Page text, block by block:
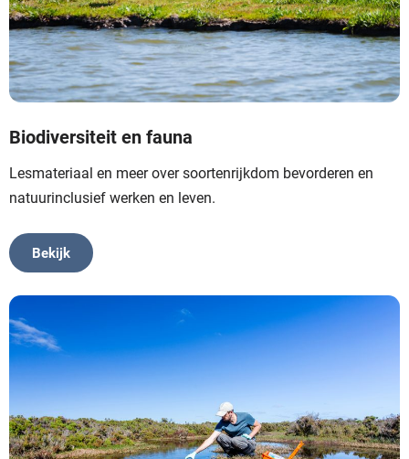
Biodiversiteit en fauna
Lesmateriaal en meer over soortenrijkdom bevorderen en
natuurinclusief werken en leven.
Bekijk